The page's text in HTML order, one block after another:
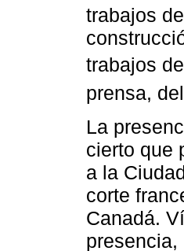
trabajos
trabajos
prensa,
La
cierto que
a la
corte
Canadá.
presencia,